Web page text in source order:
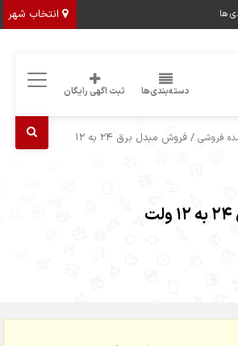
انتخاب شهر ها
دسته‌بندی‌ها ثبت اگهی رایگان
فروشی
/ فروش مبدل برق 24 به 12